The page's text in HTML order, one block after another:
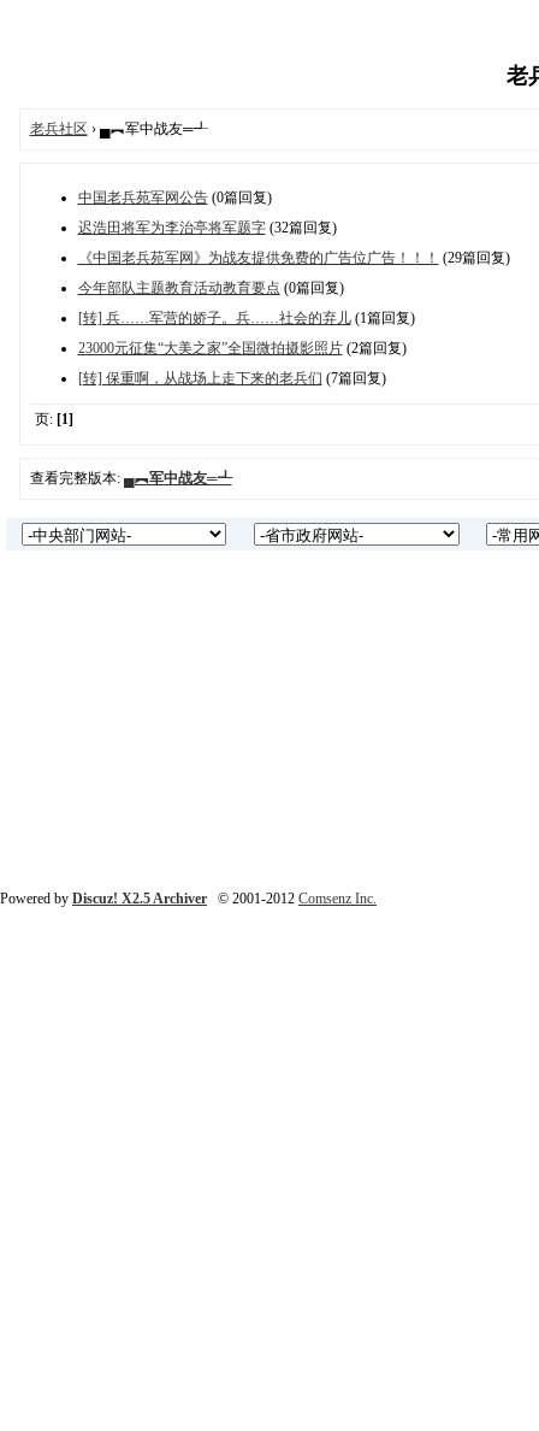
老
老兵社区› ▄︻军中战友═┹
中国老兵苑军网公告(0篇回复)
迟浩田将军为李治亭将军题字(32篇回复)
《中国老兵苑军网》为战友提供免费的广告位广告！！！ (29篇回复)
今年部队主题教育活动教育要点 (0篇回复)
[转] 兵……军营的娇子。兵……社会的弃儿(1篇回复)
23000元征集“大美之家”全国微拍摄影照片(2篇回复)
[转] 保重啊，从战场上走下来的老兵们 (7篇回复)
页: [1]
查看完整版本: ▄︻军中战友═┹
Powered by Discuz! X2.5 Archiver © 2001-2012 Comsenz Inc.